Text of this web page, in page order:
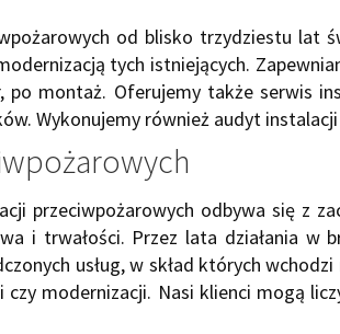
od blisko trzydziestu lat
tych istniejących.
montaż. Oferujemy także serwis
Wykonujemy również audyt
przeciwpożarowych odbywa się z
i trwałości. Przez lata działania w
usług, w skład których
modernizacji. Nasi klienci mogą